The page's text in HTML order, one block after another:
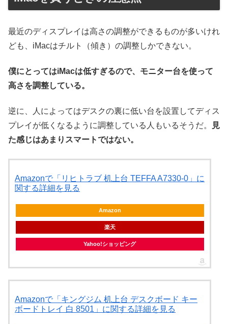
最近のディスプレイは高さの調整ができるものが多いけれ
ども、iMacはチルト（傾き）の調整しかできない。
僕にとってはiMacは低すぎるので、モニター台を使って
高さを調整している。
逆に、人によってはデスクの裏に低い台を設置してディス
プレイが低くなるように調整している人もいるそうだ。
見
た感じはあまりスマートではない。
Amazonで「リヒトラブ 机上台 TEFFA A7330-0」に
関する詳細を見る
Amazon
楽天
Yahoo!ショッピング
Amazonで「キングジム 机上台 デスクボード キー
ボードトレイ 白 8501」に関する詳細を見る